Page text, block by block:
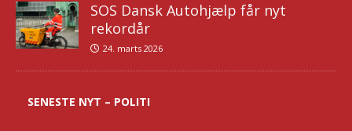
SOS Dansk Autohjælp får nyt
rekordår
24. marts 2026
SENESTE NYT – POLITI